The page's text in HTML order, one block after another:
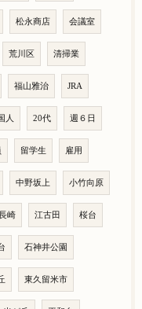
松永商店 会議室
荒川区 清掃業
福山雅治 JRA
人 20代 週６日
留学生 雇用
中野坂上 小竹向原
崎 江古田 桜台
石神井公園
東久留米市